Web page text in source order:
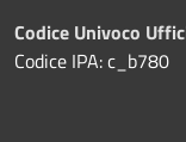
Codice Univoco
Codice IPA: c_b780